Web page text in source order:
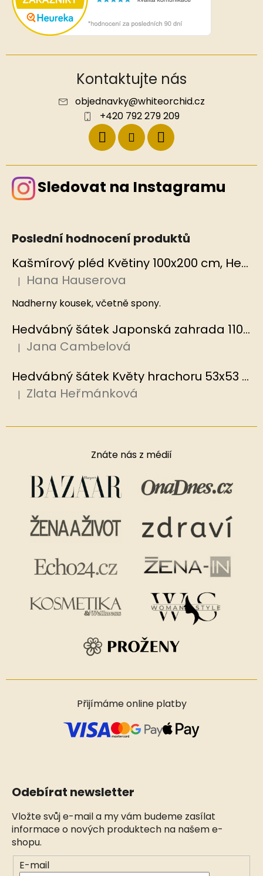
Kontaktujte nás
objednavky@whiteorchid.cz
+420 792 279 209
Sledovat na Instagramu
Poslední hodnocení produktů
Kašmírový pléd Květiny 100x200 cm, Hedvábný svět
Hodnocení produktu je 5 z 5 hvězdiček.
| Hana Hauserova
Nadherny kousek, včetně spony.
Hedvábný šátek Japonská zahrada 110x110 cm v dárkovém balení, HEDVÁBNÝ SVĚT
Hodnocení produktu je 5 z 5 hvězdiček.
| Jana Cambelová
Hedvábný šátek Květy hrachoru 53x53 cm v dárkovém balení, HEDVÁBNÝ SVĚT
Hodnocení produktu je 5 z 5 hvězdiček.
| Zlata Heřmánková
Znáte nás z médií
Přijímáme online platby
Odebírat newsletter
Vložte svůj e-mail a my vám budeme zasílat
informace o nových produktech na našem e-
shopu.
E-mail